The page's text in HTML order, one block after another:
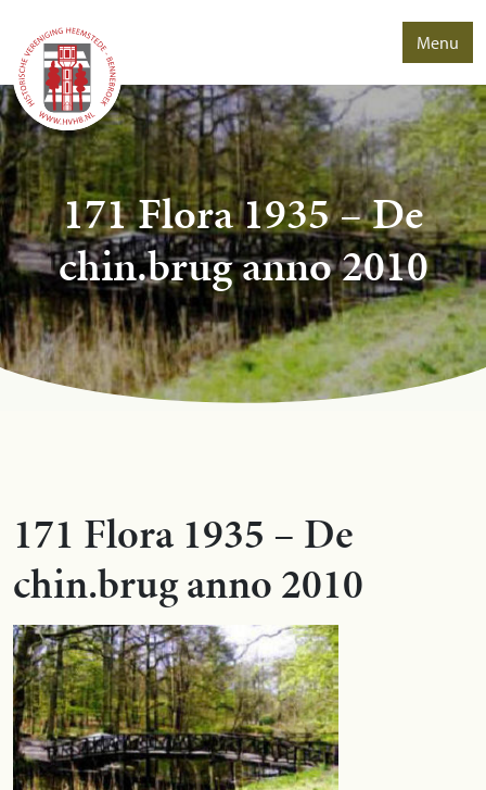
Menu
171 Flora 1935 – De
chin.brug anno 2010
171 Flora 1935 – De
chin.brug anno 2010